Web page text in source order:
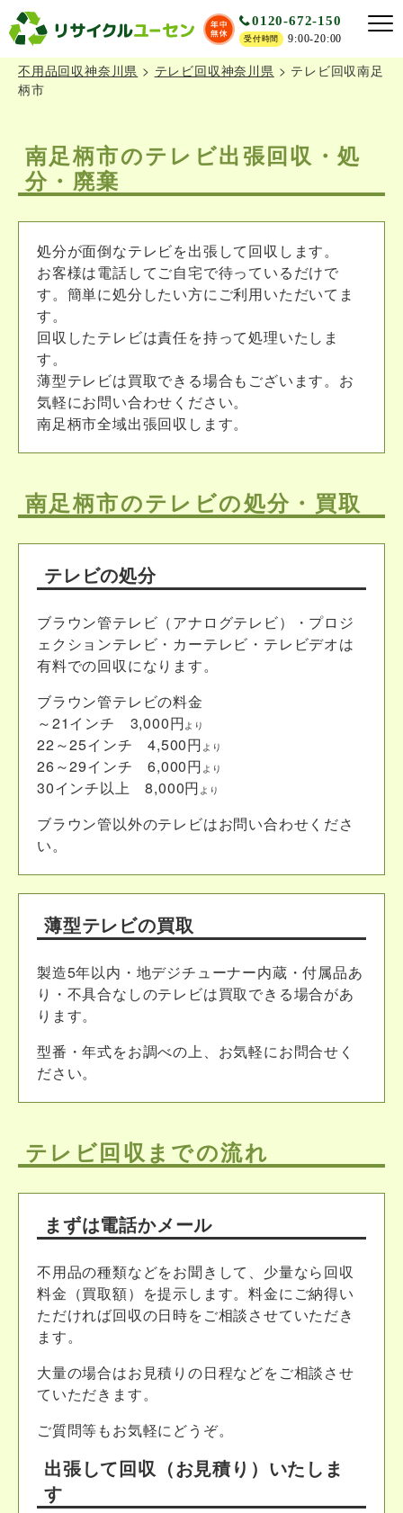
0120-672-150
受付時間 9:00-20:00
不用品回収神奈川県 > テレビ回収神奈川県 > テレビ回収南足
柄市
南足柄市のテレビ出張回収・処
分・廃棄
処分が面倒なテレビを出張して回収します。
お客様は電話してご自宅で待っているだけで
す。簡単に処分したい方にご利用いただいてま
す。
回収したテレビは責任を持って処理いたしま
す。
薄型テレビは買取できる場合もございます。お
気軽にお問い合わせください。
南足柄市全域出張回収します。
南足柄市のテレビの処分・買取
テレビの処分
ブラウン管テレビ（アナログテレビ）・プロジ
ェクションテレビ・カーテレビ・テレビデオは
有料での回収になります。
ブラウン管テレビの料金
～21インチ 3,000円より
22～25インチ 4,500円 より
26～29インチ 6,000円 より
30インチ以上 8,000円 より
ブラウン管以外のテレビはお問い合わせくださ
い。
薄型テレビの買取
製造5年以内・地デジチューナー内蔵・付属品あ
り・不具合なしのテレビは買取できる場合があ
ります。
型番・年式をお調べの上、お気軽にお問合せく
ださい。
テレビ回収までの流れ
まずは電話かメール
不用品の種類などをお聞きして、少量なら回収
料金（買取額）を提示します。料金にご納得い
ただければ回収の日時をご相談させていただき
ます。
大量の場合はお見積りの日程などをご相談させ
ていただきます。
ご質問等もお気軽にどうぞ。
出張して回収（お見積り）いたしま
す